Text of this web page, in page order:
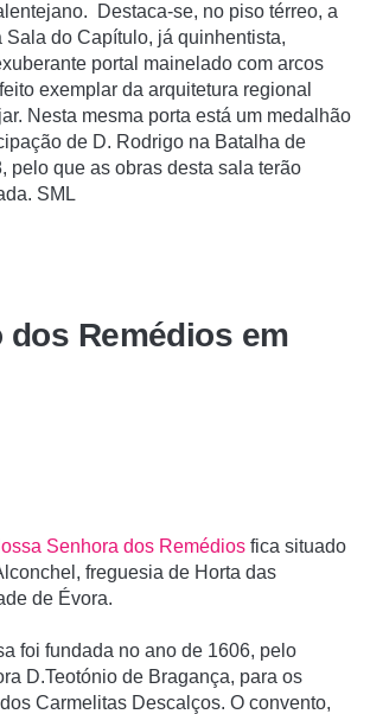
Destaca-se, no piso térreo, a
Sala do Capítulo, já quinhentista,
portal mainelado com arcos
exemplar da arquitetura regional
Nesta mesma porta está um medalhão
de D. Rodrigo na Batalha de
pelo que as obras desta sala terão
SML
dos Remédios em
Senhora dos Remédios fica situado
freguesia de Horta das
de Évora.
foi fundada no ano de 1606, pelo
D.Teotónio de Bragança, para os
Carmelitas Descalços. O convento,